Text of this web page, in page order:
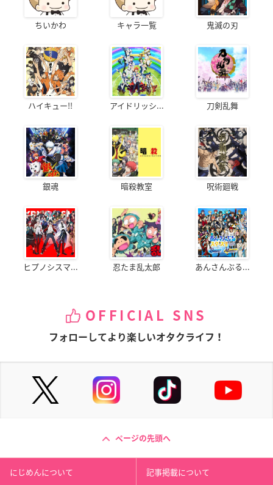
ちいかわ キャラ一覧 鬼滅の刃
ハイキュー!! アイドリッシ... 刀剣乱舞
銀魂 暗殺教室 呪術廻戦
ヒプノシスマ... 忍たま乱太郎 あんさんぶる...
OFFICIAL SNS
フォローしてより楽しいオタクライフ！
ページの先頭へ
にじめんについて 記事掲載について